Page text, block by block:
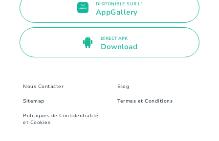
DISPONIBLE SUR L'
AppGallery
DIRECT APK
Download
Nous Contacter Blog
Sitemap Termes et Conditions
Politiques de Confidentialité
et Cookies